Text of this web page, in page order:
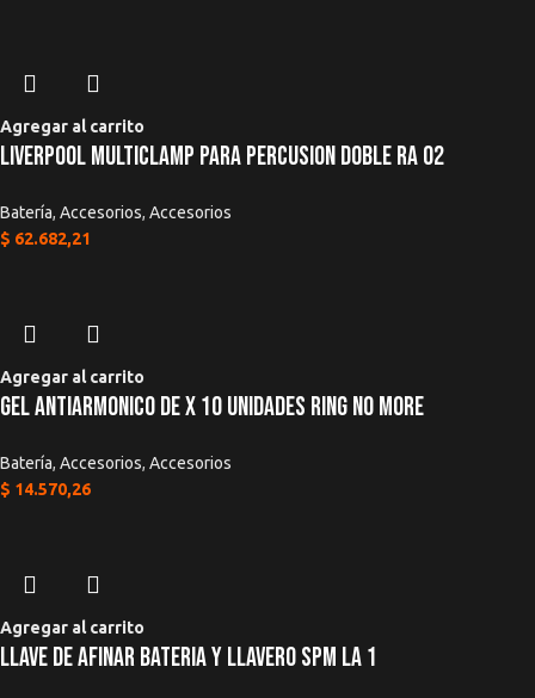
Agregar al carrito
Liverpool Multiclamp Para Percusion Doble Ra 02
Batería, Accesorios, Accesorios
$ 62.682,21
Agregar al carrito
Gel Antiarmonico De x 10 Unidades Ring No More
Batería, Accesorios, Accesorios
$ 14.570,26
Agregar al carrito
Llave De Afinar Bateria y Llavero SPM La 1